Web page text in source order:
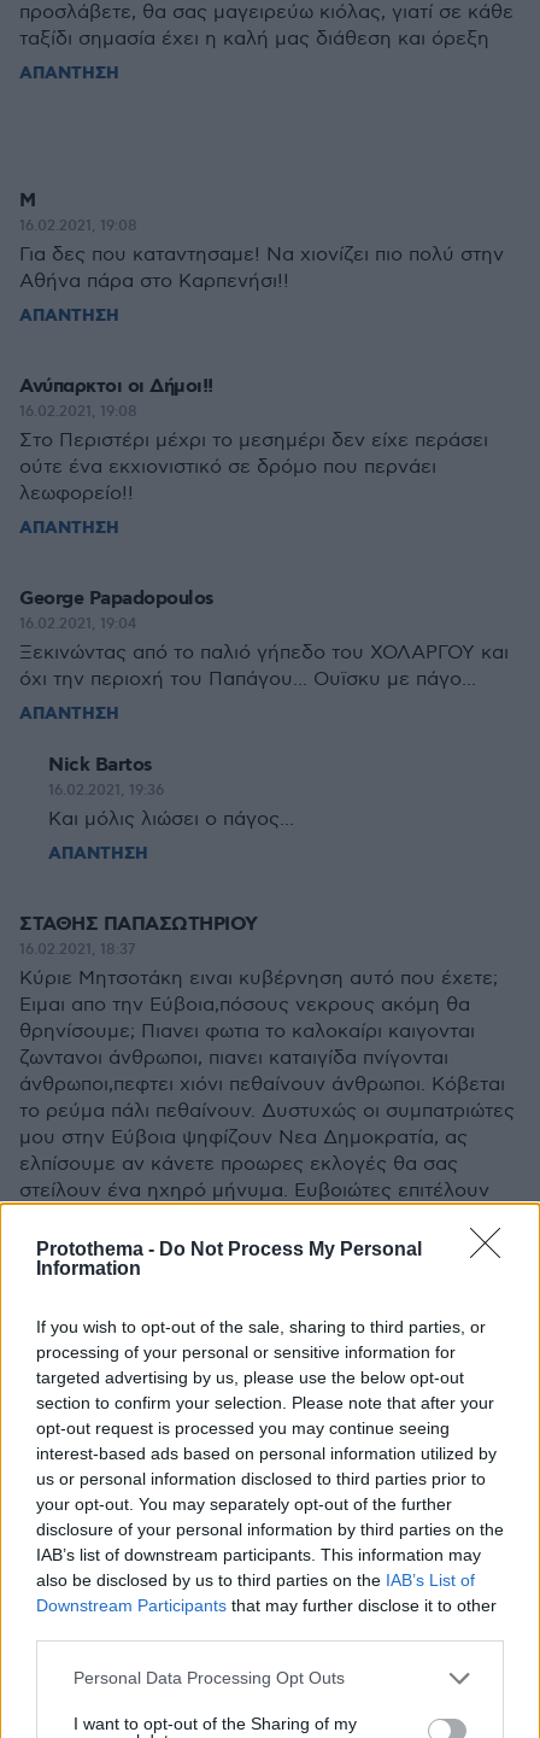
Protothema - Do Not Process My Personal
Information
If you wish to opt-out of the sale, sharing to third parties, or
processing of your personal or sensitive information for
targeted advertising by us, please use the below opt-out
section to confirm your selection. Please note that after your
opt-out request is processed you may continue seeing
interest-based ads based on personal information utilized by
us or personal information disclosed to third parties prior to
your opt-out. You may separately opt-out of the further
disclosure of your personal information by third parties on the
IAB’s list of downstream participants. This information may
also be disclosed by us to third parties on the IAB’s List of
Downstream Participants that may further disclose it to other
Please note that this website/app uses one or more Google
not limited to your visit or usage behaviour. You may click to
Personal Data Processing Opt Outs
I want to opt-out of the Sharing of my
προσλάβετε, θα σας μαγειρεύω κιόλας, γιατί σε κάθε
ταξίδι σημασία έχει η καλή μας διάθεση και όρεξη
ΑΠΑΝΤΗΣΗ
Μ
16.02.2021, 19:08
Για δες που καταντησαμε! Να χιονίζει πιο πολύ στην
Αθήνα πάρα στο Καρπενήσι!!
ΑΠΑΝΤΗΣΗ
Ανύπαρκτοι οι Δήμοι!!
16.02.2021, 19:08
Στο Περιστέρι μέχρι το μεσημέρι δεν είχε περάσει
ούτε ένα εκχιονιστικό σε δρόμο που περνάει
λεωφορείο!!
ΑΠΑΝΤΗΣΗ
George Papadopoulos
16.02.2021, 19:04
Ξεκινώντας από το παλιό γήπεδο του ΧΟΛΑΡΓΟΥ και
όχι την περιοχή του Παπάγου... Ουϊσκυ με πάγο...
ΑΠΑΝΤΗΣΗ
Nick Bartos
16.02.2021, 19:36
Και μόλις λιώσει ο πάγος...
ΑΠΑΝΤΗΣΗ
ΣΤΑΘΗΣ ΠΑΠΑΣΩΤΗΡΙΟΥ
16.02.2021, 18:37
Κύριε Μητσοτάκη ειναι κυβέρνηση αυτό που έχετε;
Ειμαι απο την Εύβοια,πόσους νεκρους ακόμη θα
θρηνίσουμε; Πιανει φωτια το καλοκαίρι καιγονται
ζωντανοι άνθρωποι, πιανει καταιγίδα πνίγονται
άνθρωποι,πεφτει χιόνι πεθαίνουν άνθρωποι. Κόβεται
το ρεύμα πάλι πεθαίνουν. Δυστυχώς οι συμπατριώτες
μου στην Εύβοια ψηφίζουν Νεα Δημοκρατία, ας
ελπίσουμε αν κάνετε προωρες εκλογές θα σας
στείλουν ένα ηχηρό μήνυμα. Ευβοιώτες επιτέλουν
κυβερνάνε κεντρικά και τοπικά; Ξυπνείστε!!!!!!!!!!!!!!!!
ΑΠΑΝΤΗΣΗ
Ο.Ε
16.02.2021, 21:45
Τα παραλές κ. ΣΤΑΘΗ. Φαίνεσαι άνθρωπος
μορφωμένος και κατατοπισμένος γι' αυτό πρέπει
να βουτάς δυο και τρεις φορές τις λέξεις που
γράφεις στο μελανοδοχείο τής νοημοσύνης σου.
Φίλτατε, ανά την Οικουμένη, κι ανέκαθεν, όπου
συμβαίνουν, όμοιες ή παρόμοιες φυσικές-
κλιματολογικές συμφορές, υπάρχουν -δυστυχώς-
αθώα θύματα συνανθρώπων μας. Κόβεται για
ώρες και για μέρες το ηλεκτρικό ρεύμα, δεν
σταματιέται εύκολα εκεί που εμείς θέλουμε μια
επικίνδυνη φονική πυρκαγιά κλπ. κλπ, αδιάφορα
αν οι χώρες που πλήττονται είναι πλούσιες-
Αυστραλία, USA, Ευρώπη, Ασία και Αφρική, πού